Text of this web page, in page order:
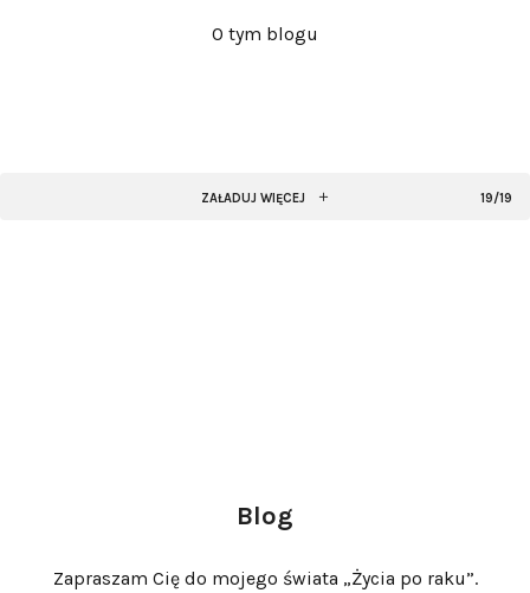
O tym blogu
ZAŁADUJ WIĘCEJ 19/19
Blog
Zapraszam Cię do mojego świata „Życia po raku”.